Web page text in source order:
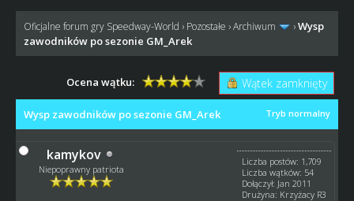
Oficjalne forum gry Speedway-World › Pozostałe ›Archiwum ›Wysp
zawodników po sezonie GM_Arek
Wątek zamknięty
Ocena wątku:
Tryb normalny
Wysp zawodników po sezonie GM_Arek
kamykov
Niepoprawny patriota
Liczba postów: 1,709
Liczba wątków: 54
Dołączył: Jan 2011
Drużyna: Krzyżacy R3